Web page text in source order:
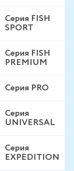
Серия FISH
SPORT
Серия FISH
PREMIUM
Серия PRO
Серия
UNIVERSAL
Серия
EXPEDITION